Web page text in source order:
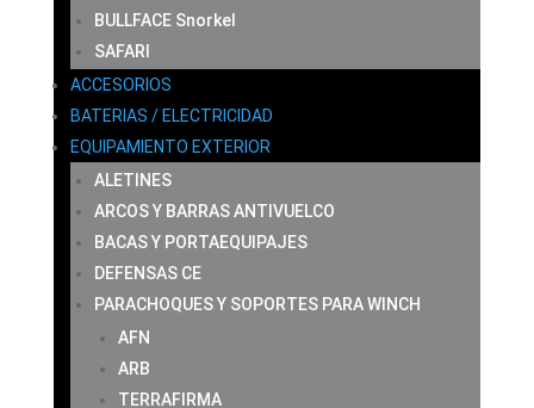
BULLFACE Snorkel
SAFARI
ACCESORIOS
BATERIAS / ELECTRICIDAD
EQUIPAMIENTO EXTERIOR
ALETINES
ARCOS Y BARRAS ANTIVUELCO
BACAS Y PORTAEQUIPAJES
DEFENSAS CE
PARACHOQUES Y SOPORTES PARA WINCH
AFN
ARB
TERRAFIRMA